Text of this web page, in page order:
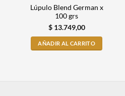
Lúpulo Blend German x
100 grs
$13.749,00
AÑADIR AL CARRITO